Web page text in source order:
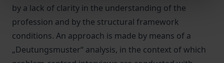
by a lack of clarity in the understanding of the
profession and by the structural framework
conditions. An approach is made by means of a
„Deutungsmuster“ analysis, in the context of which